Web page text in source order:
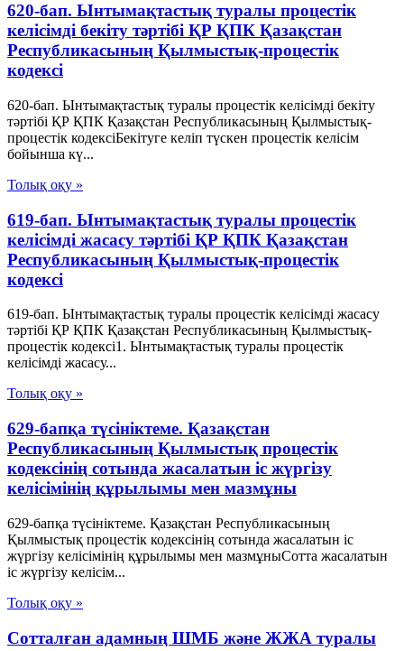
620-бап. Ынтымақтастық туралы процестік
келісімді бекіту тәртібі ҚР ҚПК Қазақстан
Республикасының Қылмыстық-процестік
кодексi
620-бап. Ынтымақтастық туралы процестік келісімді бекіту
тәртібі ҚР ҚПК Қазақстан Республикасының Қылмыстық-
процестік кодексiБекітуге келіп түскен процестік келісім
бойынша кү...
Толық оқу »
619-бап. Ынтымақтастық туралы процестік
келісімді жасасу тәртібі ҚР ҚПК Қазақстан
Республикасының Қылмыстық-процестік
кодексi
619-бап. Ынтымақтастық туралы процестік келісімді жасасу
тәртібі ҚР ҚПК Қазақстан Республикасының Қылмыстық-
процестік кодексi1. Ынтымақтастық туралы процестік
келісімді жасасу...
Толық оқу »
629-бапқа түсініктеме. Қазақстан
Республикасының Қылмыстық процестік
кодексінің сотында жасалатын іс жүргізу
келісімінің құрылымы мен мазмұны
629-бапқа түсініктеме. Қазақстан Республикасының
Қылмыстық процестік кодексінің сотында жасалатын іс
жүргізу келісімінің құрылымы мен мазмұныСотта жасалатын
іс жүргізу келісім...
Толық оқу »
Сотталған адамның ШМБ және ЖЖА туралы